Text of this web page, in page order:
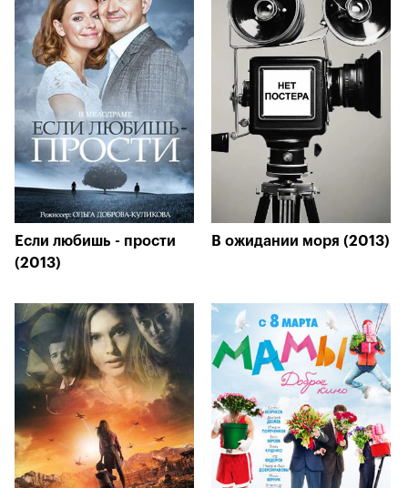
Если любишь - прости
(2013)
В ожидании моря (2013)